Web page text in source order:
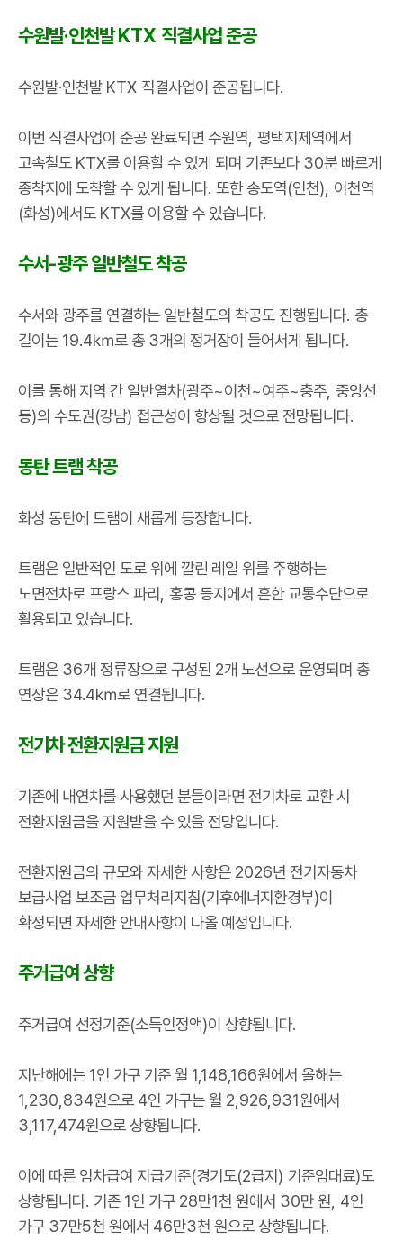
수원발·인천발KTX 직결사업 준공
수원발·인천발 KTX 직결사업이 준공됩니다.
이번 직결사업이 준공 완료되면 수원역 평택지제역에서
고속철도 KTX를 이용할 수 있게 되며 기존보다 30분 빠르게
종착지에 도착할 수 있게 됩니다. 또한 송도역(인천), 어천역
(화성)에서도 KTX를 이용할 수 있습니다.
수서-광주 일반철도 착공
수서와 광주를 연결하는 일반철도의 착공도 진행됩니다. 총
길이는 19.4㎞로 총 3개의 정거장이 들어서게 됩니다.
이를 통해 지역 간 일반열차(광주~이천~여주~충주 중앙선
등)의 수도권(강남) 접근성이 향상될 것으로 전망됩니다.
동탄 트램 착공
화성 동탄에 트램이 새롭게 등장합니다.
트램은 일반적인 도로 위에 깔린 레일 위를 주행하는
노면전차로 프랑스 파리 홍콩 등지에서 흔한 교통수단으로
활용되고 있습니다.
트램은 36개 정류장으로 구성된 2개 노선으로 운영되며 총
연장은 34.4㎞로 연결됩니다.
전기차 전환지원금 지원
기존에 내연차를 사용했던 분들이라면 전기차로 교환 시
전환지원금을 지원받을 수 있을 전망입니다.
전환지원금의 규모와 자세한 사항은 2026년 전기자동차
보급사업 보조금 업무처리지침(기후에너지환경부)이
확정되면 자세한 안내사항이 나올 예정입니다.
주거급여 상향
주거급여 선정기준(소득인정액)이 상향됩니다.
지난해에는 1인 가구 기준 월 1,148,166원에서 올해는
1,230,834원으로 4인 가구는 월 2,926,931원에서
3,117,474원으로 상향됩니다.
이에 따른 임차급여 지급기준(경기도(2급지) 기준임대료)도
상향됩니다. 기존 1인 가구 28만1천 원에서 30만 원 , 4인
가구 37만5천 원에서 46만3천 원으로 상향됩니다.